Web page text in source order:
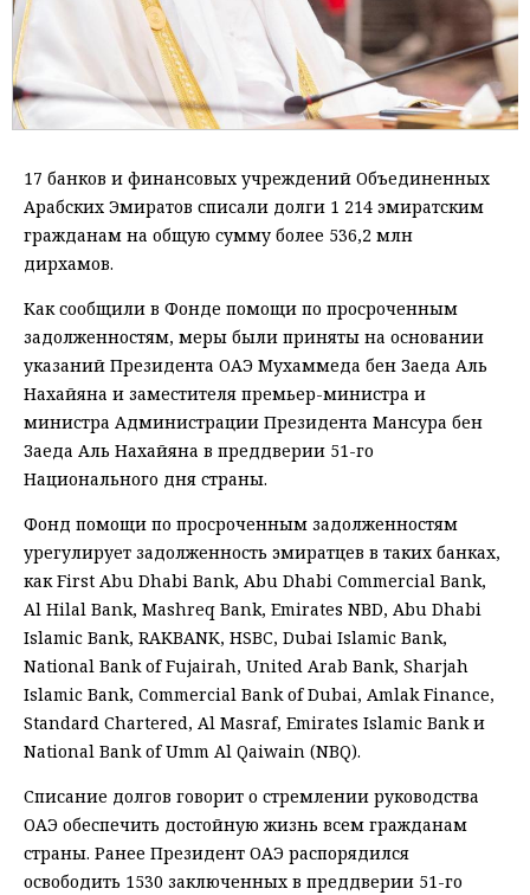
17 банков и финансовых учреждений Объединенных
Арабских Эмиратов списали долги 1 214 эмиратским
гражданам на общую сумму более 536,2 млн
дирхамов.
Как сообщили в Фонде помощи по просроченным
задолженностям, меры были приняты на основании
указаний Президента ОАЭ Мухаммеда бен Заеда Аль
Нахайяна и заместителя премьер-министра и
министра Администрации Президента Мансура бен
Заеда Аль Нахайяна в преддверии 51-го
Национального дня страны.
Фонд помощи по просроченным задолженностям
урегулирует задолженность эмиратцев в таких банках,
как First Abu Dhabi Bank, Abu Dhabi Commercial Bank,
Al Hilal Bank, Mashreq Bank, Emirates NBD, Abu Dhabi
Islamic Bank, RAKBANK, HSBC, Dubai Islamic Bank,
National Bank of Fujairah, United Arab Bank, Sharjah
Islamic Bank, Commercial Bank of Dubai, Amlak Finance,
Standard Chartered, Al Masraf, Emirates Islamic Bank и
National Bank of Umm Al Qaiwain (NBQ).
Списание долгов говорит о стремлении руководства
ОАЭ обеспечить достойную жизнь всем гражданам
страны. Ранее Президент ОАЭ распорядился
освободить 1530 заключенных в преддверии 51-го